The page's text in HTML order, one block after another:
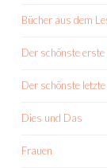
Bücher aus dem
Der schönste erste
Der schönste
Dies und Das
Frauen